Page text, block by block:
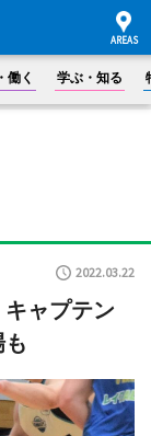
働く 学ぶ・知る
2022.03.22
ャプテン